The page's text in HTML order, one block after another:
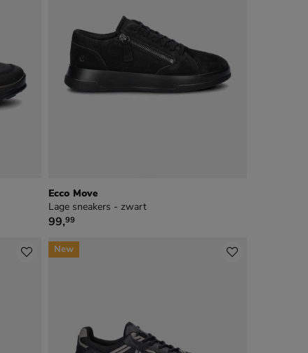
Ecco Move
Lage sneakers - zwart
€ 99,99
99,99
New